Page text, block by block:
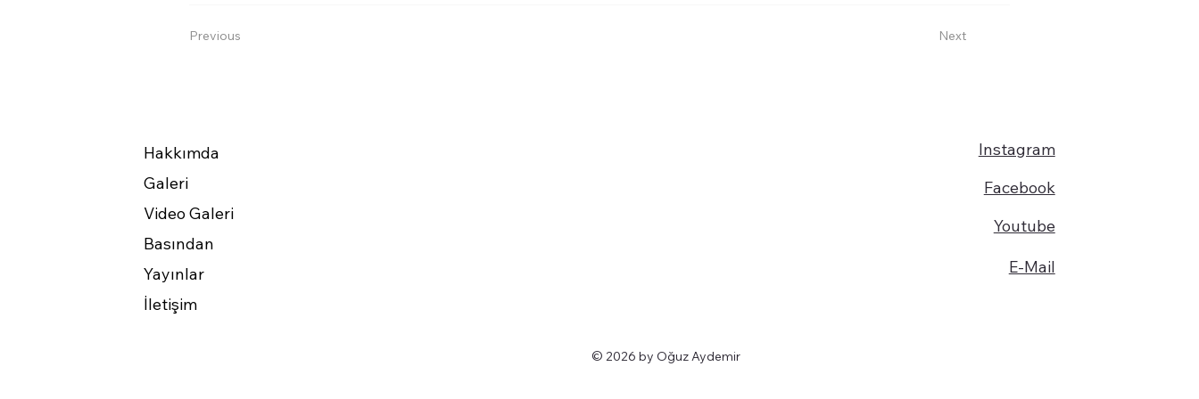
Previous Next
Hakkımda
Galeri
Video Galeri
Basından
Yayınlar
İletişim
Instagram
Facebook
Youtube
E-Mail
© 2026 by Oğuz Aydemir